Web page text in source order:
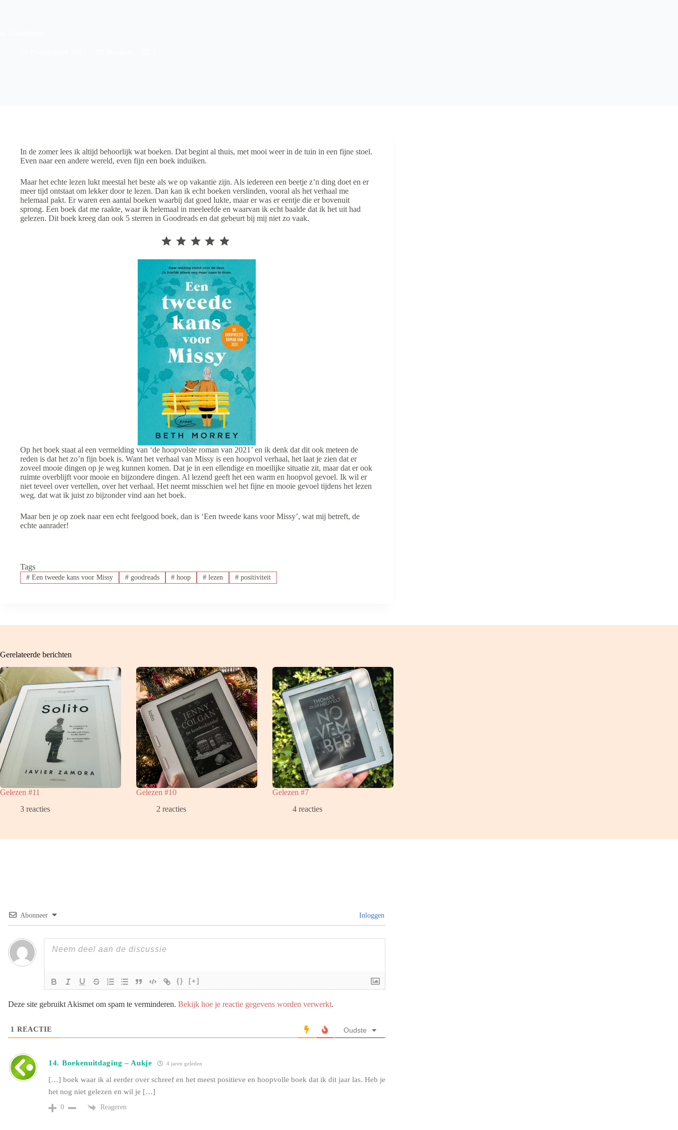
In de zomer lees ik altijd behoorlijk wat boeken. Dat begint al thuis, met mooi weer in de tuin in een fijne stoel.
Even naar een andere wereld, even fijn een boek induiken.
Maar het echte lezen lukt meestal het beste als we op vakantie zijn. Als iedereen een beetje z’n ding doet en er
meer tijd ontstaat om lekker door te lezen. Dan kan ik echt boeken verslinden, vooral als het verhaal me
helemaal pakt. Er waren een aantal boeken waarbij dat goed lukte, maar er was er eentje die er bovenuit
sprong. Een boek dat me raakte, waar ik helemaal in meeleefde en waarvan ik echt baalde dat ik het uit had
gelezen. Dit boek kreeg dan ook 5 sterren in Goodreads en dat gebeurt bij mij niet zo vaak.
Op het boek staat al een vermelding van ‘de hoopvolste roman van 2021’ en ik denk dat dit ook meteen de
reden is dat het zo’n fijn boek is. Want het verhaal van Missy is een hoopvol verhaal, het laat je zien dat er
zoveel mooie dingen op je weg kunnen komen. Dat je in een ellendige en moeilijke situatie zit, maar dat er ook
ruimte overblijft voor mooie en bijzondere dingen. Al lezend geeft het een warm en hoopvol gevoel. Ik wil er
niet teveel over vertellen, over het verhaal. Het neemt misschien wel het fijne en mooie gevoel tijdens het lezen
weg, dat wat ik juist zo bijzonder vind aan het boek.
Maar ben je op zoek naar een echt feelgood boek, dan is ‘Een tweede kans voor Missy’, wat mij betreft, de
echte aanrader!
Tags
#Een tweede kans voor Missy #goodreads # hoop # lezen # positiviteit
Gerelateerde berichten
Gelezen #11
3 reacties
Gelezen #10
2 reacties
Gelezen #7
4 reacties
Abonneer Inloggen
{} [+]
Deze site gebruikt Akismet om spam te verminderen. Bekijk hoe je reactie gegevens worden verwerkt.
1 REACTIE Oudste
14. Boekenuitdaging – Aukje 4 jaren geleden
[…] boek waar ik al eerder over schreef en het meest positieve en hoopvolle boek dat ik dit jaar las. Heb je
het nog niet gelezen en wil je […]
0 Reageren